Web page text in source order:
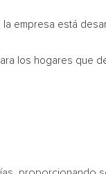
empresa está
los hogares que